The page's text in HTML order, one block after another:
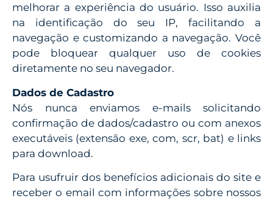
melhorar a experiência do usuário. Isso auxilia
na identificação do seu IP, facilitando a
navegação e customizando a navegação. Você
pode bloquear qualquer uso de cookies
diretamente no seu navegador.
Dados de Cadastro
Nós nunca enviamos e-mails solicitando
confirmação de dados/cadastro ou com anexos
executáveis (extensão exe, com, scr, bat) e links
para download.
Para usufruir dos benefícios adicionais do site e
receber o email com informações sobre nossos